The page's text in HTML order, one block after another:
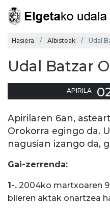
Hasiera Albisteak Udal
Udal Batzar
APIRILA
Apirilaren 6an,
Orokorra egingo da.
nagusian izango da,
Gai-zerrenda:
1-. 2004ko martxoaren
bileren aktak onartzea